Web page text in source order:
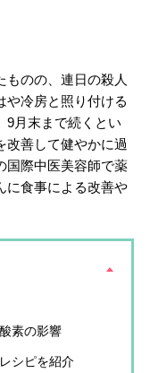
ものの、連日の殺人
や冷房と照り付ける
月末まで続くとい
改善して健やかに過
国際中医美容師で薬
に食事による改善や
素の影響
シピを紹介